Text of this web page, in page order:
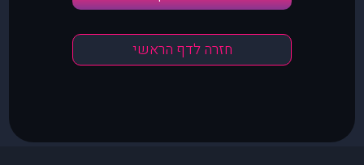
חזרה לדף הראשי